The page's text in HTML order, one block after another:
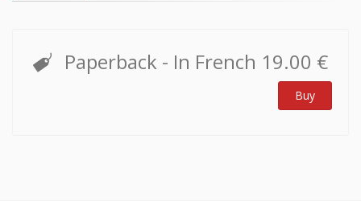
Paperback - In French 19.00 €
Buy